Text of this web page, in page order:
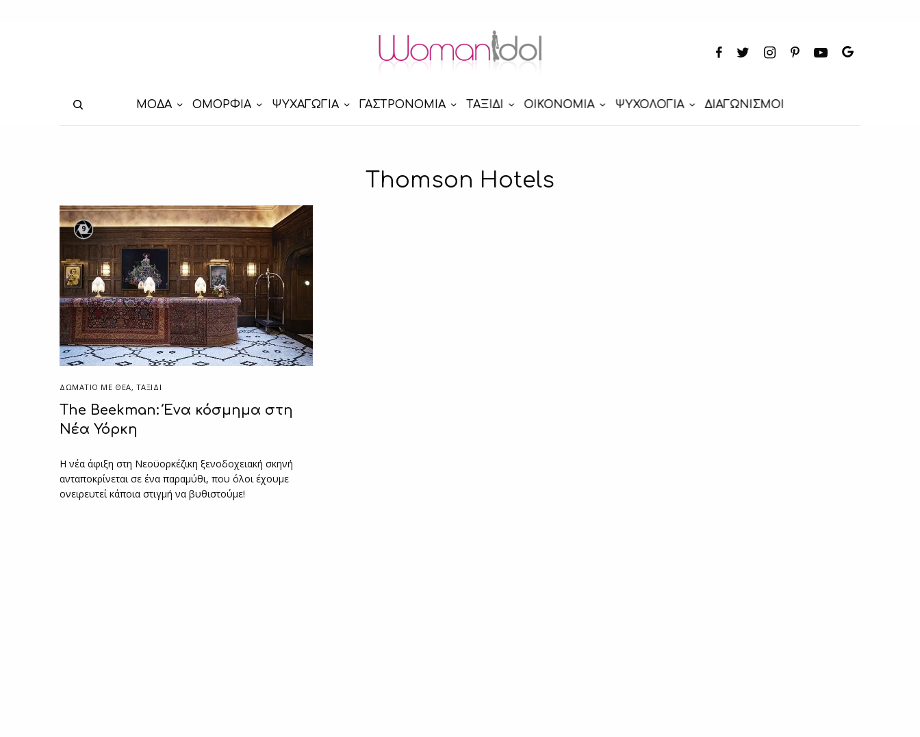
ΜΟΔΑ ΟΜΟΡΦΙΑ ΨΥΧΑΓΩΓΙΑ ΓΑΣΤΡΟΝΟΜΙΑ ΤΑΞΙΔΙ ΟΙΚΟΝΟΜΙΑ ΨΥΧΟΛΟΓΙΑ ΔΙΑΓΩΝΙΣΜΟΙ
Thomson Hotels
9
ΔΩΜΆΤΙΟ ΜΕ ΘΈΑ, ΤΑΞΙΔΙ
The Beekman: Ένα κόσμημα στη
Νέα Υόρκη
Η νέα άφιξη στη Νεοϋορκέζικη ξενοδοχειακή σκηνή
ανταποκρίνεται σε ένα παραμύθι, που όλοι έχουμε
ονειρευτεί κάποια στιγμή να βυθιστούμε!